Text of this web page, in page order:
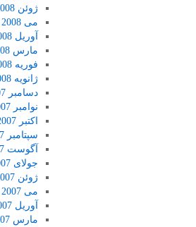
ژوئن 2008
می 2008
آوریل 2008
مارس 2008
فوریه 2008
ژانویه 2008
دسامبر 2007
نوامبر 2007
اکتبر 2007
سپتامبر 2007
آگوست 2007
جولای 2007
ژوئن 2007
می 2007
آوریل 2007
مارس 2007